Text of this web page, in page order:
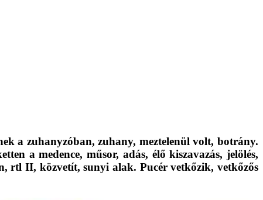
a zuhanyzóban, zuhany, meztelenül volt, botrány.
a medence, műsor, adás, élő kiszavazás, jelölés,
rtl II, közvetít, sunyi alak. Pucér vetkőzik, vetkőzős